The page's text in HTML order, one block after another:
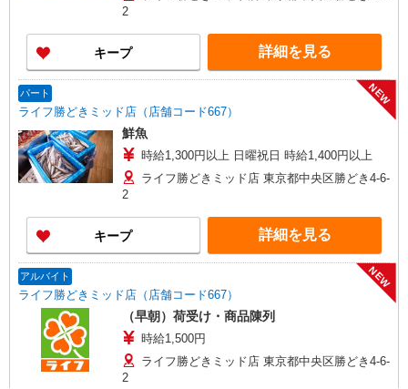
2
キープ 詳細を見る
パート
ライフ勝どきミッド店（店舗コード667）
NEW
鮮魚
時給1,300円以上 日曜祝日 時給1,400円以上
ライフ勝どきミッド店 東京都中央区勝どき4-6-
2
キープ 詳細を見る
アルバイト
ライフ勝どきミッド店（店舗コード667）
NEW
（早朝）荷受け・商品陳列
時給1,500円
ライフ勝どきミッド店 東京都中央区勝どき4-6-
2